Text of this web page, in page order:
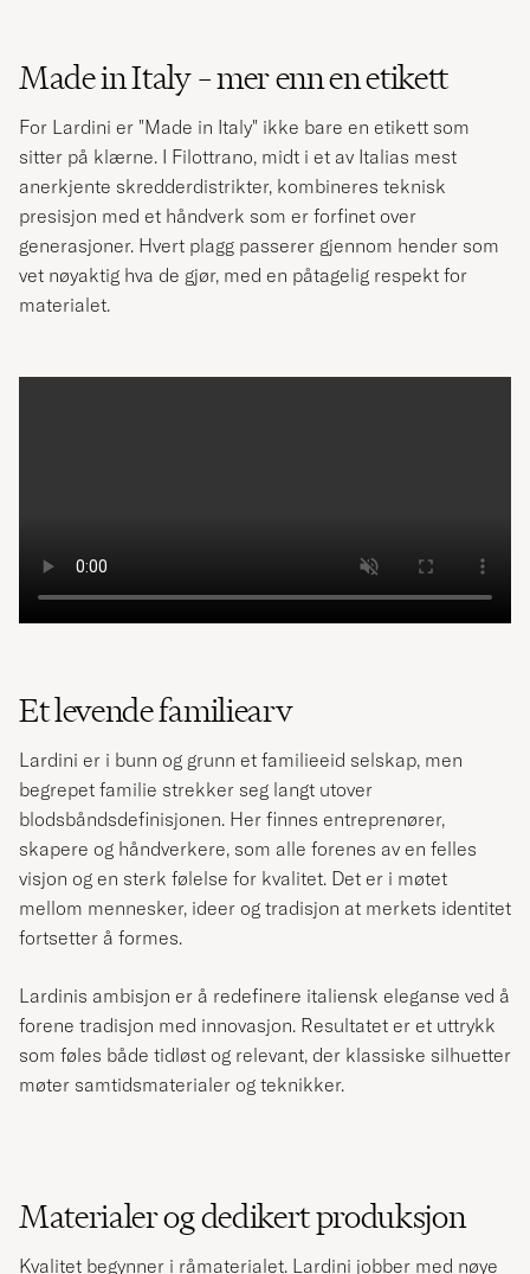
Made in Italy – mer enn en etikett
For Lardini er "Made in Italy" ikke bare en etikett som
sitter på klærne. I Filottrano, midt i et av Italias mest
anerkjente skredderdistrikter, kombineres teknisk
presisjon med et håndverk som er forfinet over
generasjoner. Hvert plagg passerer gjennom hender som
vet nøyaktig hva de gjør, med en påtagelig respekt for
materialet.
Et levende familiearv
Lardini er i bunn og grunn et familieeid selskap, men
begrepet familie strekker seg langt utover
blodsbåndsdefinisjonen. Her finnes entreprenører,
skapere og håndverkere, som alle forenes av en felles
visjon og en sterk følelse for kvalitet. Det er i møtet
mellom mennesker, ideer og tradisjon at merkets identitet
fortsetter å formes.
Lardinis ambisjon er å redefinere italiensk eleganse ved å
forene tradisjon med innovasjon. Resultatet er et uttrykk
som føles både tidløst og relevant, der klassiske silhuetter
møter samtidsmaterialer og teknikker.
Materialer og dedikert produksjon
Kvalitet begynner i råmaterialet. Lardini jobber med nøye